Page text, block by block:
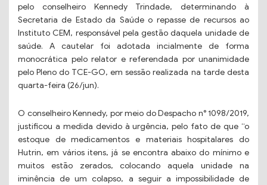
pelo conselheiro Kennedy Trindade, determinando à
Secretaria de Estado da Saúde o repasse de recursos ao
Instituto CEM, responsável pela gestão daquela unidade de
saúde. A cautelar foi adotada incialmente de forma
monocrática pelo relator e referendada por unanimidade
pelo Pleno do TCE-GO, em sessão realizada na tarde desta
quarta-feira (26/jun).
O conselheiro Kennedy, por meio do Despacho n° 1098/2019,
justificou a medida devido à urgência, pelo fato de que “o
estoque de medicamentos e materiais hospitalares do
Hutrin, em vários itens, já se encontra abaixo do mínimo e
muitos estão zerados, colocando aquela unidade na
iminência de um colapso, a seguir a impossibilidade de